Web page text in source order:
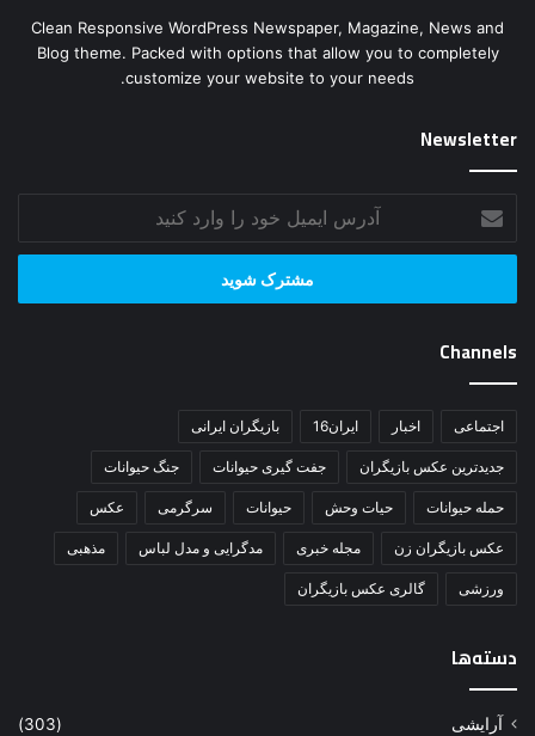
Clean Responsive WordPress Newspaper, Magazine, News and
Blog theme. Packed with options that allow you to completely
customize your website to your needs.
Newsletter
ایمیل
خود
وارد
Channels
اجتماعی اخبار ایران16 بازیگران ایرانی
جدیدترین عکس بازیگران جفت گیری حیوانات جنگ حیوانات
حمله حیوانات حیات وحش حیوانات سرگرمی عکس
عکس بازیگران زن مجله خبری مدگرایی و مدل لباس مذهبی
ورزشی گالری عکس بازیگران
دسته‌ها
آرایشی
(303)